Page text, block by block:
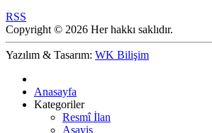
RSS
Copyright © 2026 Her hakkı saklıdır.
Yazılım & Tasarım: WK Bilişim
Anasayfa
Kategoriler
Resmî İlan
Asayiş